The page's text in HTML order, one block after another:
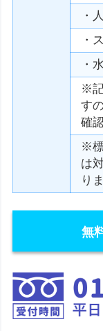
・
・
・
※
す
確
※
は
り
無